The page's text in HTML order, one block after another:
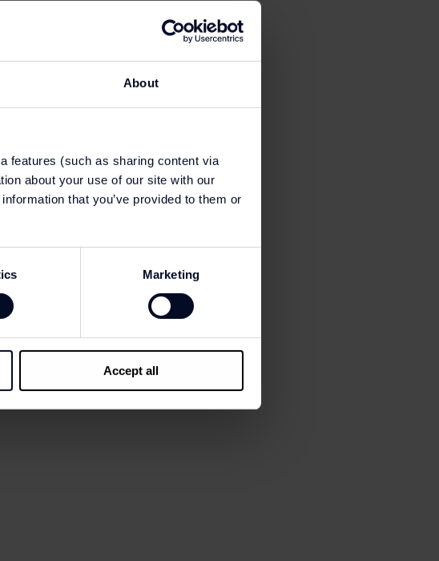
About
features (such as sharing content via
about your use of our site with our
that you’ve provided to them or
Marketing
Accept all
| Tote bag, Longchamp €230